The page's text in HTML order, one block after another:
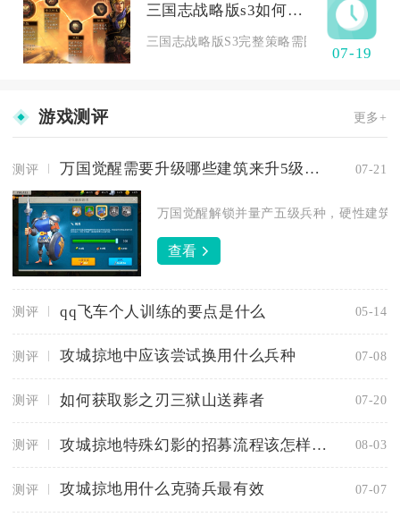
三国志战略版s3如何制定策略
三国志战略版S3完整策略需围绕开荒速成
07-19
游戏测评 更多+
测评 万国觉醒需要升级哪些建筑来升5级兵种 07-21
万国觉醒解锁并量产五级兵种，硬性建筑
查看
测评 qq飞车个人训练的要点是什么 05-14
测评 攻城掠地中应该尝试换用什么兵种 07-08
测评 如何获取影之刃三狱山送葬者 07-20
测评 攻城掠地特殊幻影的招募流程该怎样进行 08-03
测评 攻城掠地用什么克骑兵最有效 07-07